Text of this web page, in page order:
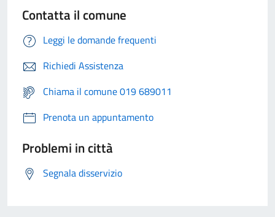
Contatta il comune
Leggi le domande frequenti
Richiedi Assistenza
Chiama il comune 019 689011
Prenota un appuntamento
Problemi in città
Segnala disservizio